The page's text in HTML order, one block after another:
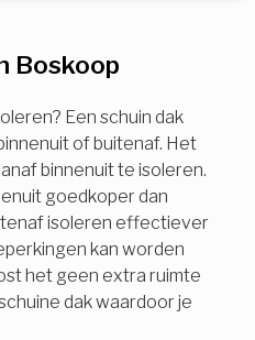
Boskoop
Een schuin dak
of buitenaf. Het
binnenuit te isoleren.
goedkoper dan
isoleren effectiever
kan worden
het geen extra ruimte
dak waardoor je
ontvang nu direct uw
per mail.